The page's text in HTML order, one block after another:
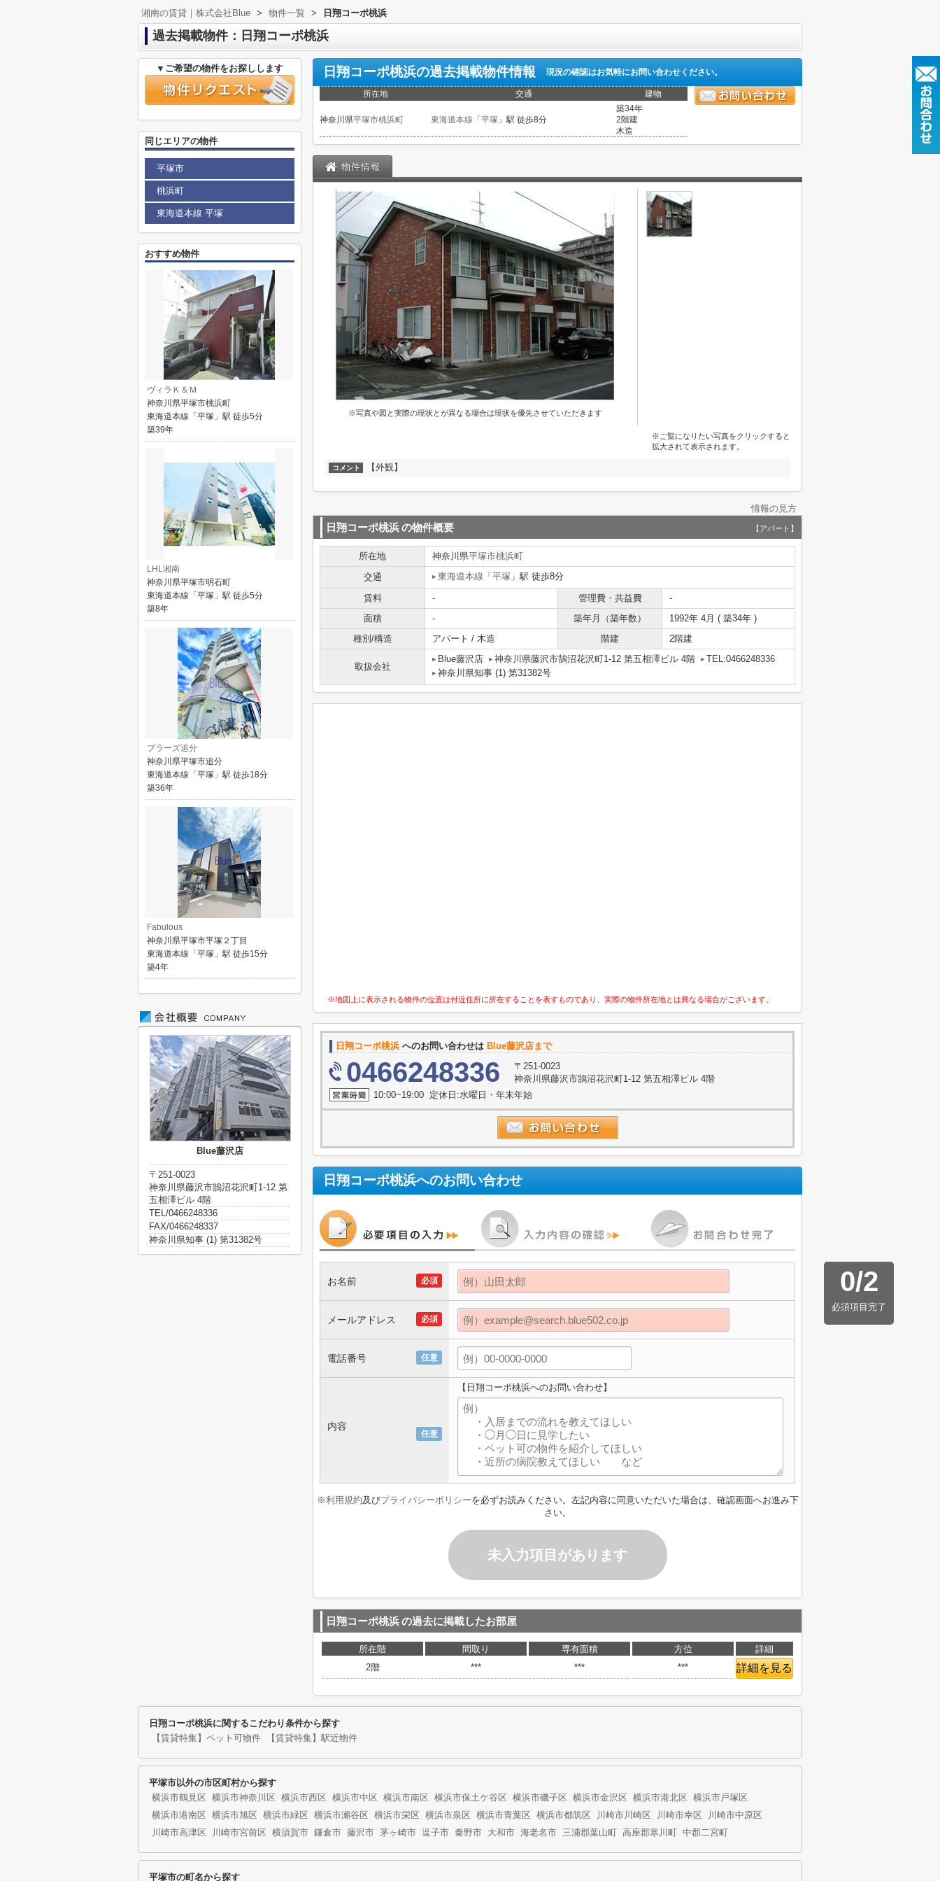
湘南の賃貸｜株式会社Blue > 物件一覧 > 日翔コーポ桃浜
過去掲載物件：日翔コーポ桃浜
日翔コーポ桃浜の過去掲載物件情報 現況の確認はお気軽にお問い合わせください。
所在地 交通 建物
神奈川県平塚市桃浜町 東海道本線 「 平塚 」駅 徒歩8分
築34年
2階建
木造
物件情報
※写真や図と実際の現状とが異なる場合は現状を優先させていただきます
※ご覧になりたい写真をクリックすると
拡大されて表示されます。
コメント 【外観】
情報の見方
日翔コーポ桃浜の物件概要 【アパート】
所在地 神奈川県平塚市桃浜町
交通
東海道本線 「 平塚 」駅 徒歩8分
賃料 - 管理費・共益費
-
面積
- 築年月（築年数）
1992年 4月 ( 築34年 )
種別/構造
アパート / 木造 階建 2階建
取扱会社
Blue藤沢店 神奈川県藤沢市鵠沼花沢町1-12 第五相澤ビル 4階
TEL:0466248336
神奈川県知事 (1) 第31382号
※地図上に表示される物件の位置は付近住所に所在することを表すものであり、実際の物件所在地とは異なる場合がございます。
日翔コーポ桃浜 へのお問い合わせは Blue藤沢店まで
0466248336
〒251-0023
神奈川県藤沢市鵠沼花沢町1-12 第五相澤ビル 4階
10:00~19:00 定休日:水曜日・年末年始
日翔コーポ桃浜へのお問い合わせ
0/2
必須項目完了
必須
お名前
必須
メールアドレス
任意
電話番号
任意
内容
【日翔コーポ桃浜へのお問い合わせ】
※利用規約及びプライバシーポリシーを必ずお読みください。左記内容に同意いただいた場合は、確認画面へお進み下
さい。
未入力項目があります
日翔コーポ桃浜の過去に掲載したお部屋
所在階 間取り 専有面積 方位
詳細
2階
*** *** *** 詳細を見る
▼ご希望の物件をお探しします
同じエリアの物件
平塚市
桃浜町
東海道本線 平塚
おすすめ物件
ヴィラＫ＆Ｍ
神奈川県平塚市桃浜町
東海道本線「平塚」駅 徒歩5分
築39年
LHL湘南
神奈川県平塚市明石町
東海道本線「平塚」駅 徒歩5分
築8年
プラーズ追分
神奈川県平塚市追分
東海道本線「平塚」駅 徒歩18分
築36年
Fabulous
神奈川県平塚市平塚２丁目
東海道本線「平塚」駅 徒歩15分
築4年
Blue藤沢店
〒251-0023
神奈川県藤沢市鵠沼花沢町1-12 第
五相澤ビル 4階
TEL/0466248336
FAX/0466248337
神奈川県知事 (1) 第31382号
日翔コーポ桃浜に関するこだわり条件から探す
【賃貸特集】ペット可物件 【賃貸特集】駅近物件
平塚市以外の市区町村から探す
横浜市鶴見区 横浜市神奈川区 横浜市西区 横浜市中区 横浜市南区 横浜市保土ケ谷区 横浜市磯子区 横浜市金沢区 横浜市港北区
横浜市戸塚区
横浜市港南区
横浜市旭区 横浜市緑区 横浜市瀬谷区 横浜市栄区 横浜市泉区 横浜市青葉区 横浜市都筑区 川崎市川崎区 川崎市幸区
川崎市中原区
川崎市高津区
川崎市宮前区 横須賀市 鎌倉市 藤沢市 茅ヶ崎市 逗子市 秦野市 大和市 海老名市 三浦郡葉山町 高座郡寒川町 中郡二宮町
平塚市の町名から探す